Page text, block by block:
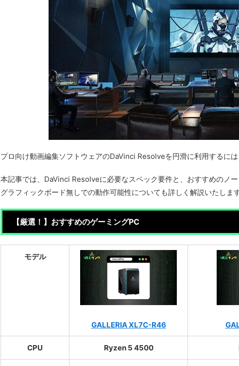
プロ向け動画編集ソフトウェアのDaVinci Resolveを円滑に利用するに
本記事では、DaVinci Resolveに必要なスペック要件と、おすすめのノー
グラフィックボード無しでの動作可能性についても詳しく解説いたしま
【厳選！】おすすめのゲーミングPC
モデル
GALLERIA XL7C-R46
CPU Ryzen 5 4500